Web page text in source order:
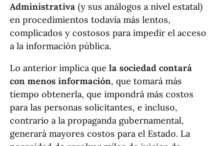
Administrativa (y sus análogos a nivel estatal)
en procedimientos todavía más lentos,
complicados y costosos para impedir el acceso
a la información pública.
Lo anterior implica quela sociedad contará
con menos información, que tomará más
tiempo obtenerla, que impondrá más costos
para las personas solicitantes, e incluso,
contrario a la propaganda gubernamental,
generará mayores costos para el Estado. La